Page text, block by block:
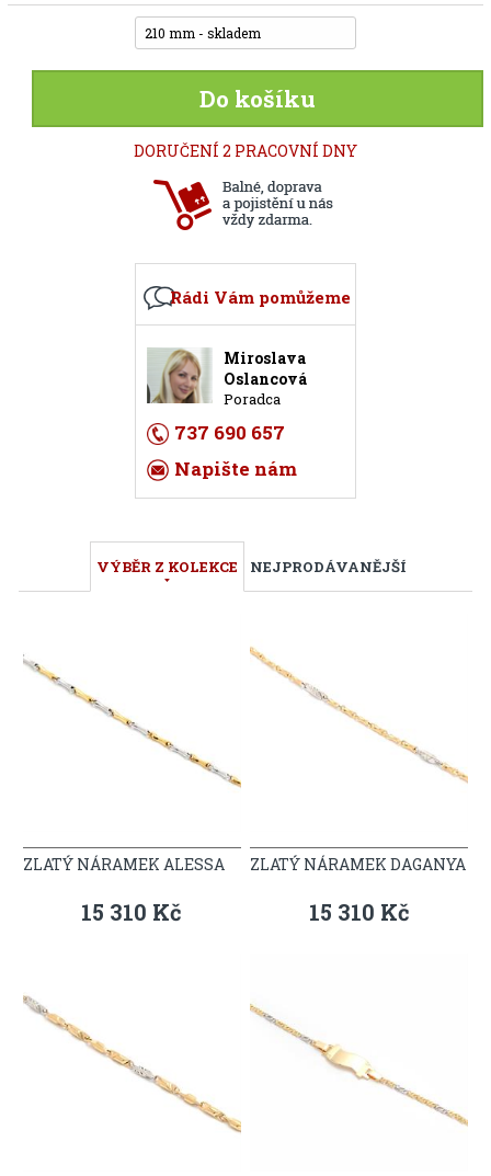
210 mm - skladem
Do košíku
DORUČENÍ 2 PRACOVNÍ DNY
Rádi Vám pomůžeme
Miroslava
Oslancová
Poradca
737 690 657
Napište nám
VÝBĚR Z KOLEKCE NEJPRODÁVANĚJŠÍ
ZLATÝ NÁRAMEK ALESSA
15 310 Kč
ZLATÝ NÁRAMEK DAGANYA
15 310 Kč